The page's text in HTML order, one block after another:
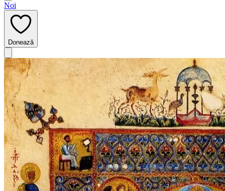
Noi
Donează